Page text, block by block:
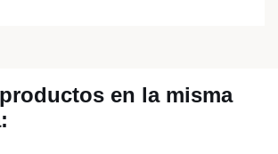
en la misma